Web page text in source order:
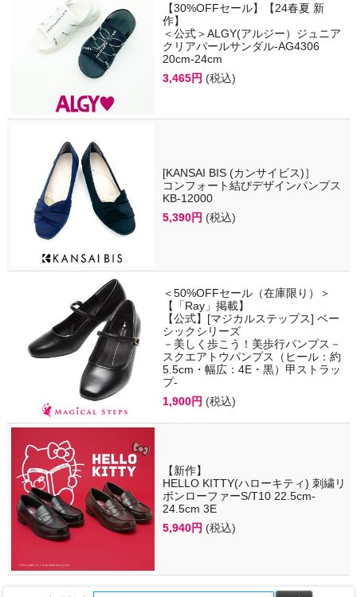
【30%OFFセール】【24春夏 新
作】
＜公式＞ALGY(アルジー）ジュニア
クリアパールサンダル-AG4306
20cm-24cm
3,465円 (税込)
[KANSAI BIS (カンサイビス)］
コンフォート結びデザインパンプス
KB-12000
5,390円 (税込)
＜50%OFFセール（在庫限り）＞
【「Ray」掲載】
【公式】[マジカルステップス] ベー
シックシリーズ
－美しく歩こう！美歩行パンプス－
スクエアトウパンプス（ヒール：約
5.5cm・幅広：4E・黒）甲ストラッ
プ-
1,900円 (税込)
【新作】
HELLO KITTY(ハローキティ) 刺繍リ
ボンローファーS/T10 22.5cm-
24.5cm 3E
5,940円 (税込)